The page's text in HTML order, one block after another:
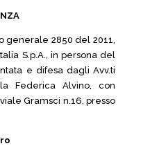
generale 2850 del 2011,
S.p.A., in persona del
e difesa dagli Avv.ti
Federica Alvino, con
Gramsci n.16, presso